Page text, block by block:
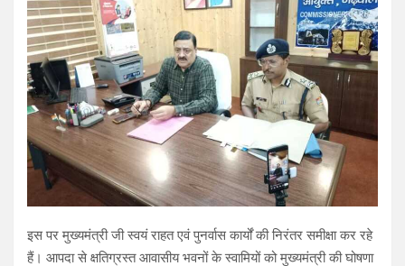
इस पर मुख्यमंत्री जी स्वयं राहत एवं पुनर्वास कार्यों की निरंतर समीक्षा कर रहे
हैं। आपदा से क्षतिग्रस्त आवासीय भवनों के स्वामियों को मुख्यमंत्री की घोषणा